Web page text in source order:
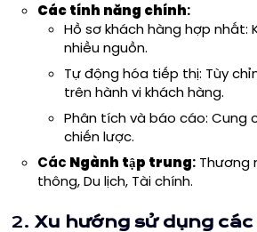
Các tính năng chính:
Hồ sơ khách hàng hợp nhất:
nhiều nguồn.
Tự động hóa tiếp thị: Tùy
trên hành vi khách hàng.
Phân tích và báo cáo: Cung
chiến lược.
Các Ngành tập trung: Thương
thông, Du lịch, Tài chính.
2. Xu hướng sử dụng các